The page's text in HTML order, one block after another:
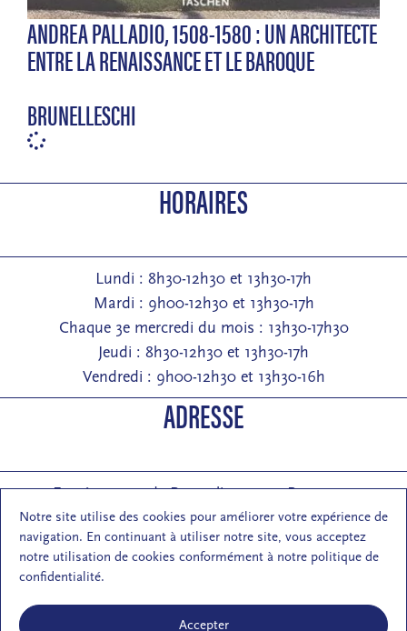
Notre site utilise des cookies pour améliorer votre expérience de
navigation. En continuant à utiliser notre site, vous acceptez
notre utilisation de cookies conformément à notre politique de
confidentialité.
Accepter
ANDREA PALLADIO, 1508-1580 : UN ARCHITECTE
ENTRE LA RENAISSANCE ET LE BAROQUE
BRUNELLESCHI
HORAIRES
Lundi : 8h30-12h30 et 13h30-17h
Mardi : 9h00-12h30 et 13h30-17h
Chaque 3e mercredi du mois : 13h30-17h30
Jeudi : 8h30-12h30 et 13h30-17h
Vendredi : 9h00-12h30 et 13h30-16h
ADRESSE
Entrée : 2 rue de Pontarlier 25000 Besançon
Courrier : 1 rue des Martelots 25000 Besançon
E-mail : contact (at) maisondelarchi-fc.fr